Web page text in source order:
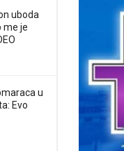
uboda
me je
u
Evo